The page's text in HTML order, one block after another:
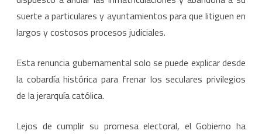
suerte a particulares y ayuntamientos para que litiguen en
largos y costosos procesos judiciales.
Esta renuncia gubernamental solo se puede explicar desde
la cobardía histórica para frenar los seculares privilegios
de la jerarquía católica.
Lejos de cumplir su promesa electoral, el Gobierno ha